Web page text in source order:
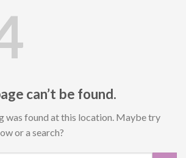
can’t be found.
was found at this location. Maybe try
or a search?